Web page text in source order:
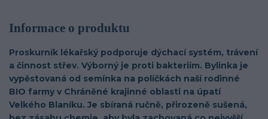
Informace o produktu
Proskurník lékařský podporuje dýchací systém, trávení
a činnost střev. Výborný je proti bakteriím. Bylinka je
vypěstovaná od semínka na políčkách naší rodinné
BIO farmy v Chráněné krajinné oblasti na úpatí
Velkého Blaníku. Je sbíraná ručně, přirozeně sušená,